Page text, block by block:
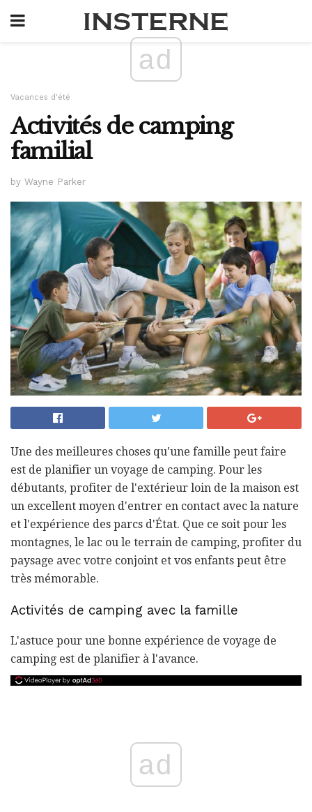
ad
Vacances d'été
Activités de camping
familial
by Wayne Parker
Une des meilleures choses qu'une famille peut faire
est de planifier un voyage de camping. Pour les
débutants, profiter de l'extérieur loin de la maison est
un excellent moyen d'entrer en contact avec la nature
et l'expérience des parcs d'État. Que ce soit pour les
montagnes, le lac ou le terrain de camping, profiter du
paysage avec votre conjoint et vos enfants peut être
très mémorable.
Activités de camping avec la famille
L'astuce pour une bonne expérience de voyage de
camping est de planifier à l'avance.
ad